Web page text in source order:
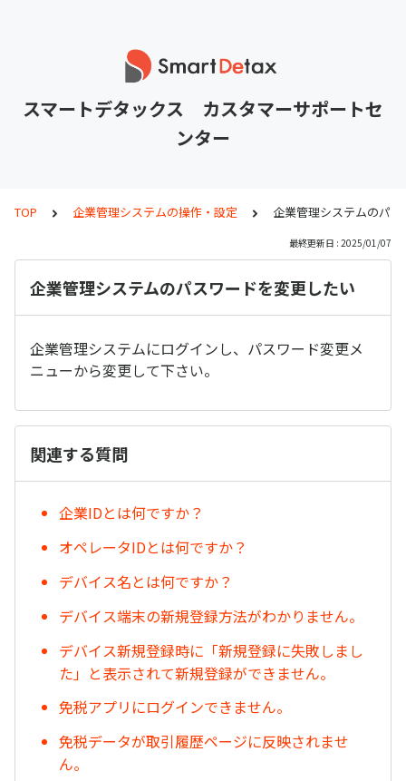
スマートデタックス カスタマーサポートセ
ンター
TOP 企業管理システムの操作・設定 企業管理システムのパ
最終更新日 : 2025/01/07
企業管理システムのパスワードを変更したい
企業管理システムにログインし、パスワード変更メ
ニューから変更して下さい。
関連する質問
企業IDとは何ですか？
オペレータIDとは何ですか？
デバイス名とは何ですか？
デバイス端末の新規登録方法がわかりません。
デバイス新規登録時に「新規登録に失敗しまし
た」と表示されて新規登録ができません。
免税アプリにログインできません。
免税データが取引履歴ページに反映されませ
ん。